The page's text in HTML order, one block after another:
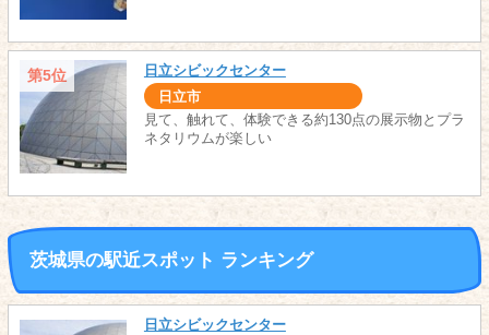
第5位 日立シビックセンター
日立市
見て、触れて、体験できる約130点の展示物とプラ
ネタリウムが楽しい
茨城県の駅近スポット ランキング
日立シビックセンター